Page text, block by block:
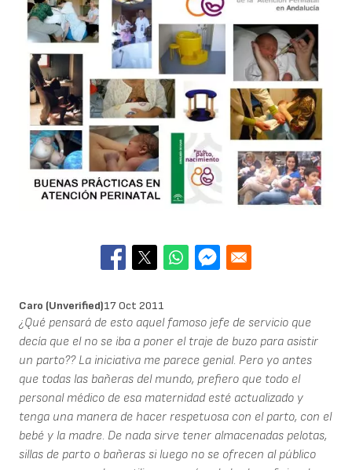
Caro (unverified)17 Oct 2011
¿Qué pensará de esto aquel famoso jefe de servicio que
decía que el no se iba a poner el traje de buzo para asistir
un parto?? La iniciativa me parece genial. Pero yo antes
que todas las bañeras del mundo, prefiero que todo el
personal médico de esa maternidad esté actualizado y
tenga una manera de hacer respetuosa con el parto, con el
bebé y la madre. De nada sirve tener almacenadas pelotas,
sillas de parto o bañeras si luego no se ofrecen al público